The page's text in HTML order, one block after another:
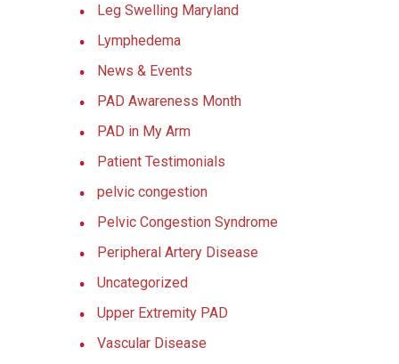
Leg Swelling Maryland
Lymphedema
News & Events
PAD Awareness Month
PAD in My Arm
Patient Testimonials
pelvic congestion
Pelvic Congestion Syndrome
Peripheral Artery Disease
Uncategorized
Upper Extremity PAD
Vascular Disease